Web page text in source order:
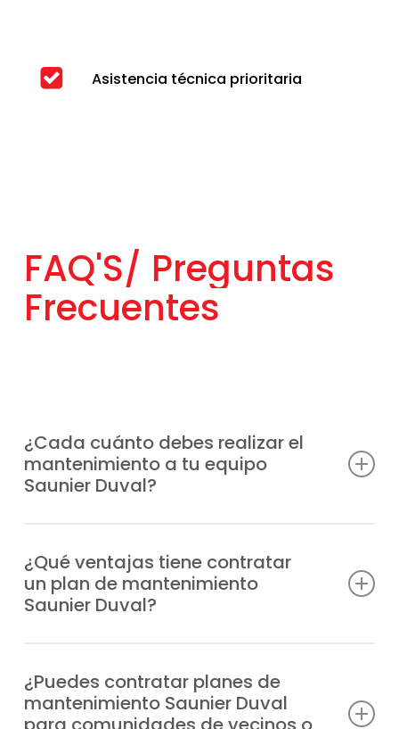
Asistencia técnica prioritaria
FAQ'S/ Preguntas
Frecuentes
¿Cada cuánto debes realizar el
mantenimiento a tu equipo
Saunier Duval?
una vez al año, aunque la frecuencia puede
depender del uso que reciba el sistema y
de la puesta a punto que prefieras.
¿Qué ventajas tiene contratar
un plan de mantenimiento
Saunier Duval?
profesionales especializados en caso de
incidencia, alargas la durabilidad de tu
¿Puedes contratar planes de
mantenimiento Saunier Duval